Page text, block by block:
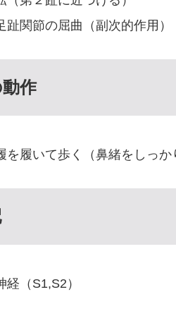
趾関節の屈曲（副次的作用）
作
を履いて歩く（鼻緒をしっか
経（S1,S2）